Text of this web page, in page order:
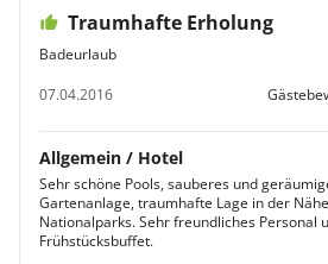
Traumhafte Erholung
Badeurlaub
07.04.2016
Allgemein / Hotel
Sehr schöne Pools, sauberes und
Gartenanlage, traumhafte Lage in der
Nationalparks. Sehr freundliches Personal
Frühstücksbuffet.